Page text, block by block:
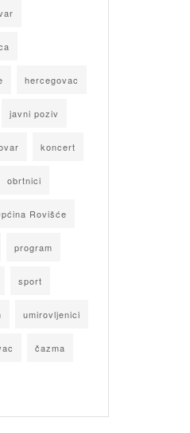
hercegovac
javni poziv
koncert
obrtnici
Rovišće
program
sport
umirovljenici
čazma